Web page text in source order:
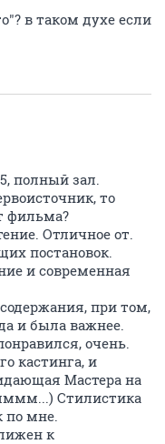
в таком духе если
полный зал.
то
фильма?
Отличное от.
постановок.
и современная
при том,
и была важнее.
очень.
кастинга, и
Мастера на
Стилистика
по мне.
к